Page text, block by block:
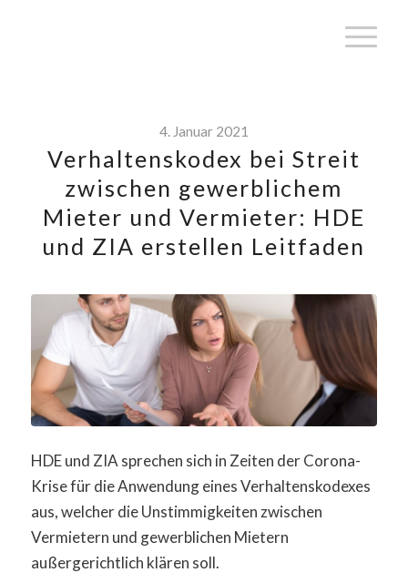
4. Januar 2021
Verhaltenskodex bei Streit
zwischen gewerblichem
Mieter und Vermieter: HDE
und ZIA erstellen Leitfaden
HDE und ZIA sprechen sich in Zeiten der Corona-
Krise für die Anwendung eines Verhaltenskodexes
aus, welcher die Unstimmigkeiten zwischen
Vermietern und gewerblichen Mietern
außergerichtlich klären soll.